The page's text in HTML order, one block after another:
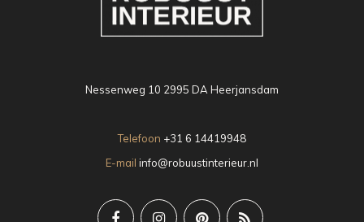
Nessenweg 10 2995 DA Heerjansdam
Telefoon +31 6 14419948
E-mail info@robuustinterieur.nl